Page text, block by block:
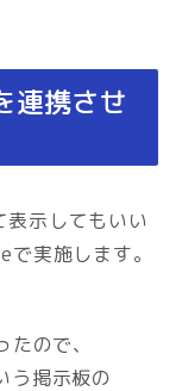
連携させ
示してもいい
実施します。
ので、
う掲示板の